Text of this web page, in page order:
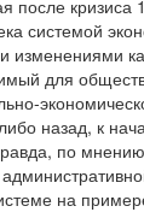
кризиса
системой
для
назад, к
по мнению
на